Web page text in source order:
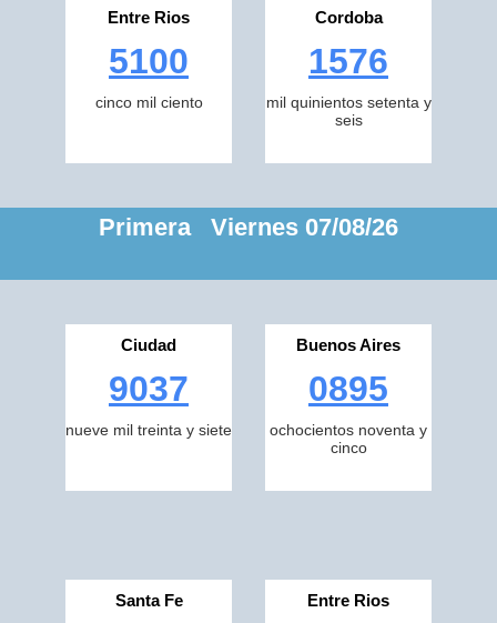
Entre Rios
5100
cinco mil ciento
Cordoba
1576
mil quinientos setenta y
seis
Primera Viernes 07/08/26
Ciudad
9037
nueve mil treinta y siete
Buenos Aires
0895
ochocientos noventa y
cinco
Santa Fe Entre Rios